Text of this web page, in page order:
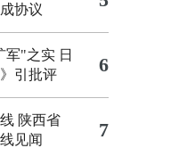
协议
军"之实 日
引批评
6
陕西省
见闻
7